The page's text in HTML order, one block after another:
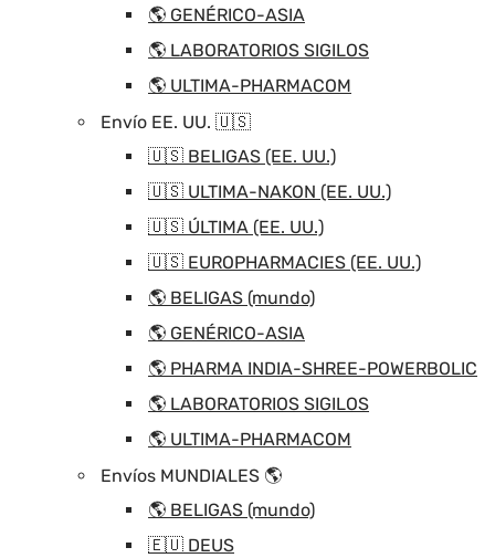
🌎 GENÉRICO-ASIA
🌎 LABORATORIOS SIGILOS
🌎 ULTIMA-PHARMACOM
Envío EE. UU. 🇺🇸
🇺🇸 BELIGAS (EE. UU.)
🇺🇸 ULTIMA-NAKON (EE. UU.)
🇺🇸 ÚLTIMA (EE. UU.)
🇺🇸 EUROPHARMACIES (EE. UU.)
🌎 BELIGAS (mundo)
🌎 GENÉRICO-ASIA
🌎 PHARMA INDIA-SHREE-POWERBOLIC
🌎 LABORATORIOS SIGILOS
🌎 ULTIMA-PHARMACOM
Envíos MUNDIALES 🌎
🌎 BELIGAS (mundo)
🇪🇺 DEUS